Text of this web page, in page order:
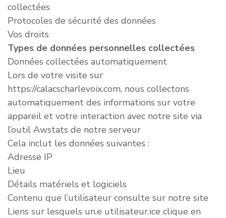
collectées
Protocoles de sécurité des données
Vos droits
Types de données personnelles collectées
Données collectées automatiquement
Lors de votre visite sur
https://calacscharlevoix.com, nous collectons
automatiquement des informations sur votre
appareil et votre interaction avec notre site via
l’outil Awstats de notre serveur
Cela inclut les données suivantes :
Adresse IP
Lieu
Détails matériels et logiciels
Contenu que l’utilisateur consulte sur notre site
Liens sur lesquels un.e utilisateur.ice clique en